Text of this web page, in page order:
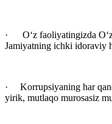
· O‘z faoliyatingizda
Jamiyatning ichki idoraviy
· Korrupsiyaning har
yirik, mutlaqo murosasiz